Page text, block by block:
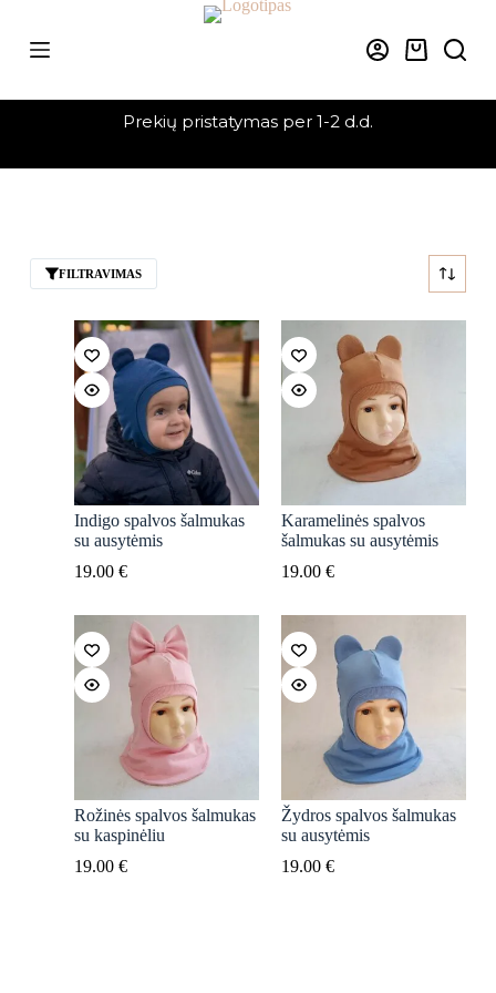
content
Krepšelis
Prekių pristatymas per 1-2 d.d.
FILTRAVIMAS
Indigo spalvos šalmukas
su ausytėmis
19.00 €
Karamelinės spalvos
šalmukas su ausytėmis
19.00 €
Rožinės spalvos šalmukas
su kaspinėliu
19.00 €
Žydros spalvos šalmukas
su ausytėmis
19.00 €